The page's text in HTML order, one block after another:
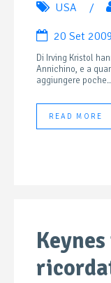
USA /
20 Set 2009
Di Irving Kristol
Annichino, e a
aggiungere
READ MORE